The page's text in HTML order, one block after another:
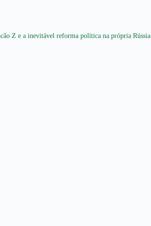
Z e a inevitável reforma política na própria Rússia